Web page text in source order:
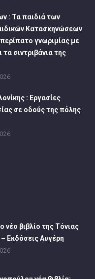
: Τα παιδιά των
Κατασκηνώσεων
γνωριμίας με
τα σιντριβάνια της
: Εργασίες
σε οδούς της πόλης
νέο βιβλίο της Τόνιας
Εκδόσεις Αυγέρη